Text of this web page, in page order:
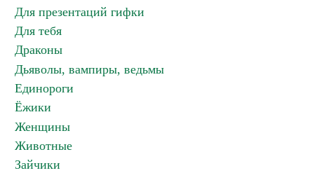
Для презентаций гифки
Для тебя
Драконы
Дьяволы, вампиры, ведьмы
Единороги
Ёжики
Женщины
Животные
Зайчики